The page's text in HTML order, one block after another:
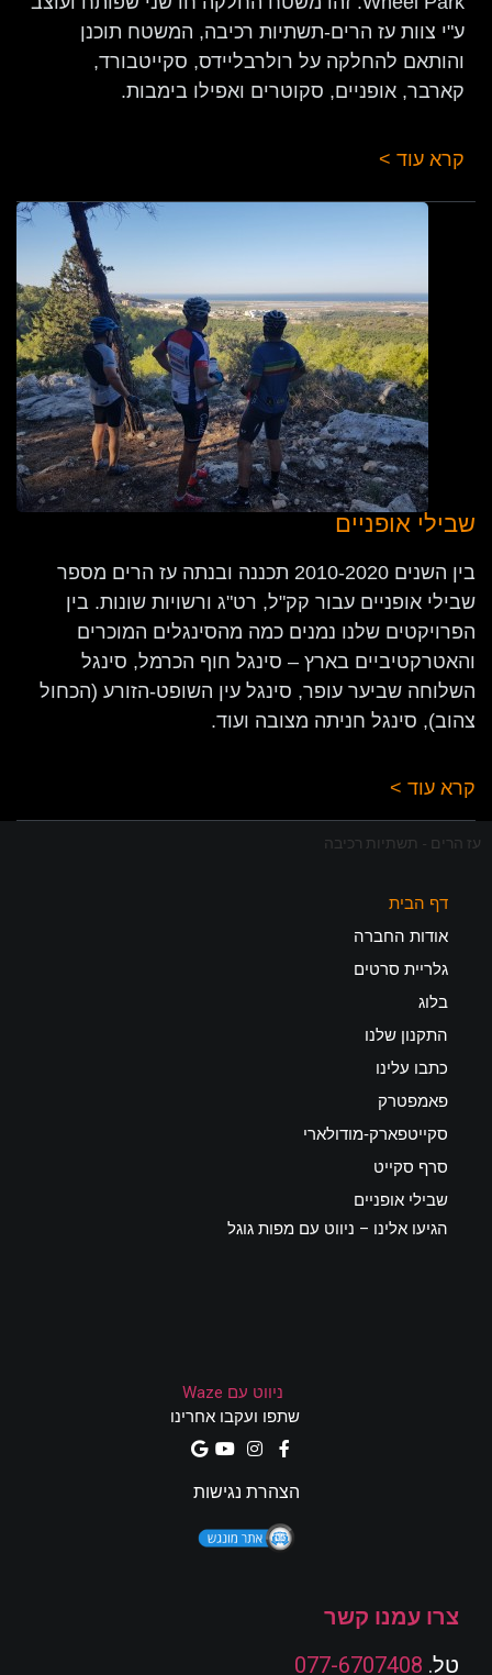
ע"י צוות עז הרים-תשתיות רכיבה, המשטח תוכנן
והותאם להחלקה על רולרבליידס, סקייטבורד,
קארבר, אופניים, סקוטרים ואפילו בימבות.
קרא עוד >
שבילי אופניים
בין השנים 2010-2020 תכננה ובנתה עז הרים מספר
שבילי אופניים עבור קק"ל, רט"ג ורשויות שונות. בין
הפרויקטים שלנו נמנים כמה מהסינגלים המוכרים
והאטרקטיביים בארץ – סינגל חוף הכרמל, סינגל
השלוחה שביער עופר, סינגל עין השופט-הזורע (הכחול
צהוב), סינגל חניתה מצובה ועוד.
קרא עוד >
עז הרים - תשתיות רכיבה
דף הבית
אודות החברה
גלריית סרטים
בלוג
התקנון שלנו
כתבו עלינו
פאמפטרק
סקייטפארק-מודולארי
סרף סקייט
שבילי אופניים
הגיעו אלינו – ניווט עם מפות גוגל
ניווט עם Waze
שתפו ועקבו אחרינו
הצהרת נגישות
צרו עמנו קשר
טל. 077-6707408